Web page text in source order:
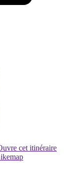
cet itinéraire